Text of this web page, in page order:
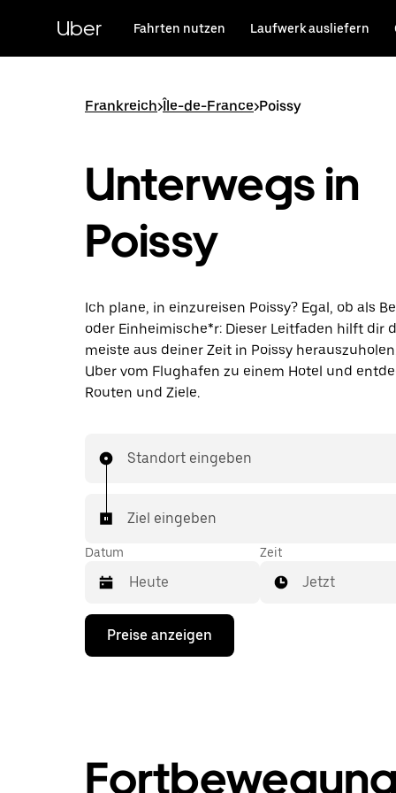
HauptinhaltUber Fahrten nutzen Laufwerk ausliefern
Frankreich>Île-de-France>Poissy
Unterwegs in
Poissy
Ich plane, in einzureisen Poissy? Egal, ob als
oder Einheimische*r: Dieser Leitfaden hilft dir
meiste aus deiner Zeit in Poissy
Uber vom Flughafen zu einem Hotel und
Routen und Ziele.
Standort eingeben
Ziel eingeben
Datum
Drücke
Nach-
zu
interagieren
Zeit
Jetzt
Preise anzeigen